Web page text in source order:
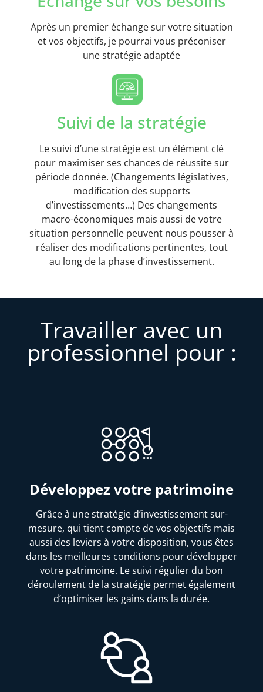
Après un premier échange sur votre situation
et vos objectifs, je pourrai vous préconiser
une stratégie adaptée
Suivi de la stratégie
Le suivi d’une stratégie est un élément clé
pour maximiser ses chances de réussite sur
période donnée. (Changements législatives,
modification des supports
d’investissements…) Des changements
macro-économiques mais aussi de votre
situation personnelle peuvent nous pousser à
réaliser des modifications pertinentes, tout
au long de la phase d’investissement.
Travailler avec un
professionnel pour :
Développez votre patrimoine
Grâce à une stratégie d’investissement sur-
mesure, qui tient compte de vos objectifs mais
aussi des leviers à votre disposition, vous êtes
dans les meilleures conditions pour développer
votre patrimoine. Le suivi régulier du bon
déroulement de la stratégie permet également
d’optimiser les gains dans la durée.